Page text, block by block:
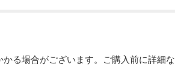
る場合がございます。ご購入前に詳細な